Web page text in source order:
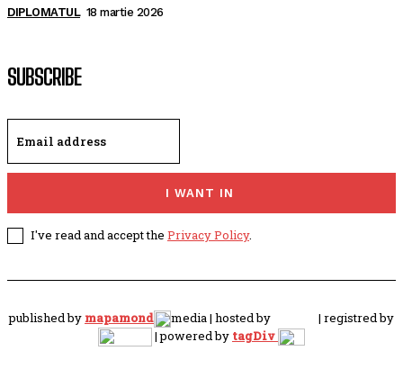
DIPLOMATUL 18 martie 2026
SUBSCRIBE
I WANT IN
I've read and accept the Privacy Policy.
published by mapamond media | hosted by
| registred by
| powered by tagDiv